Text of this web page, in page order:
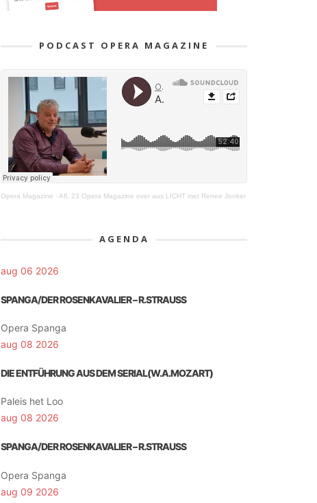
PODCAST OPERA MAGAZINE
Opera Magazine · Afl. 23 Opera Magazine over aus LICHT met Renee Jonker
AGENDA
aug 06 2026
SPANGA/DER ROSENKAVALIER – R.STRAUSS
Opera Spanga
aug 08 2026
DIE ENTFÜHRUNG AUS DEM SERIAL(W.A.MOZART)
Paleis het Loo
aug 08 2026
SPANGA/DER ROSENKAVALIER – R.STRAUSS
Opera Spanga
aug 09 2026